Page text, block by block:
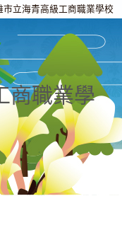
市立海青高級工商職業學校
商職業學